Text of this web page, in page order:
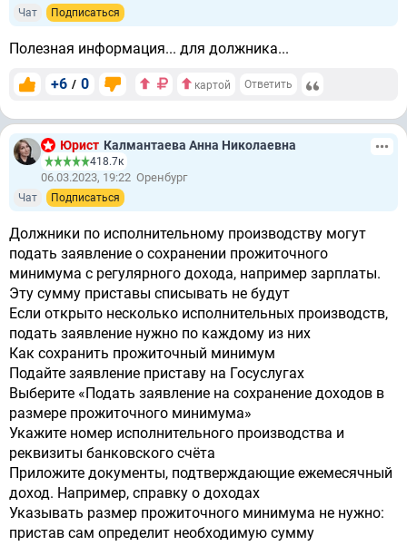
Чат Подписаться
Полезная информация... для должника...
+6 / 0 картой Ответить
Юрист Калмантаева Анна Николаевна
418.7к
06.03.2023, 19:22 Оренбург
Чат Подписаться
Должники по исполнительному производству могут
подать заявление о сохранении прожиточного
минимума с регулярного дохода, например зарплаты.
Эту сумму приставы списывать не будут
Если открыто несколько исполнительных производств,
подать заявление нужно по каждому из них
Как сохранить прожиточный минимум
Подайте заявление приставу на Госуслугах
Выберите «Подать заявление на сохранение доходов в
размере прожиточного минимума»
Укажите номер исполнительного производства и
реквизиты банковского счёта
Приложите документы, подтверждающие ежемесячный
доход. Например, справку о доходах
Указывать размер прожиточного минимума не нужно:
пристав сам определит необходимую сумму